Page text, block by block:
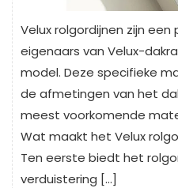
Velux rolgordijnen zijn
eigenaars van Velux-
model. Deze specifieke
de afmetingen van het
meest voorkomende
Wat maakt het Velux
Ten eerste biedt het
verduistering […]